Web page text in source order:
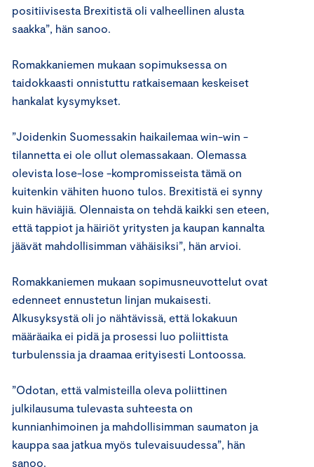
positiivisesta Brexitistä oli valheellinen alusta
saakka”, hän sanoo.
Romakkaniemen mukaan sopimuksessa on
taidokkaasti onnistuttu ratkaisemaan keskeiset
hankalat kysymykset.
”Joidenkin Suomessakin haikailemaa win-win -
tilannetta ei ole ollut olemassakaan. Olemassa
olevista lose-lose -kompromisseista tämä on
kuitenkin vähiten huono tulos. Brexitistä ei synny
kuin häviäjiä. Olennaista on tehdä kaikki sen eteen,
että tappiot ja häiriöt yritysten ja kaupan kannalta
jäävät mahdollisimman vähäisiksi”, hän arvioi.
Romakkaniemen mukaan sopimusneuvottelut ovat
edenneet ennustetun linjan mukaisesti.
Alkusyksystä oli jo nähtävissä, että lokakuun
määräaika ei pidä ja prosessi luo poliittista
turbulenssia ja draamaa erityisesti Lontoossa.
”Odotan, että valmisteilla oleva poliittinen
julkilausuma tulevasta suhteesta on
kunnianhimoinen ja mahdollisimman saumaton ja
kauppa saa jatkua myös tulevaisuudessa”, hän
sanoo.